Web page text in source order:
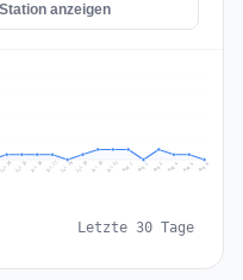
anzeigen
Jul 24 Jul 25 Jul 26 Jul 27 Jul 28 Jul 29 Jul 30 Jul 31 Aug 1 Aug 2 Aug 3 Aug 4 Aug 5 Aug 6
Letzte 30 Tage